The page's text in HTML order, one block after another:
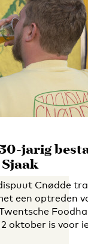
jarig
Cnødde
een optreden
oktober is voor